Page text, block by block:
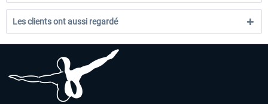
Les clients ont aussi regardé